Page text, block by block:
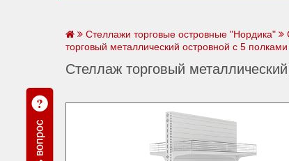
Стеллажи торговые островные "Нордика"
торговый металлический островной с 5
Стеллаж торговый